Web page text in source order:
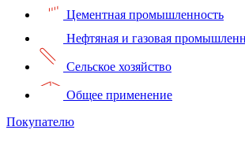
Цементная промышленность
Нефтяная и газовая
Сельское хозяйство
Общее применение
Покупателю